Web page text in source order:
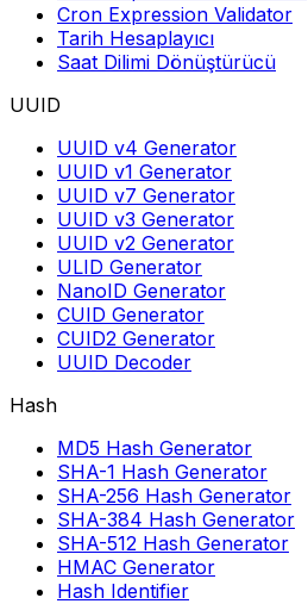
Cron Expression Validator
Tarih Hesaplayıcı
Saat Dilimi Dönüştürücü
UUID
UUID v4 Generator
UUID v1 Generator
UUID v7 Generator
UUID v3 Generator
UUID v2 Generator
ULID Generator
NanoID Generator
CUID Generator
CUID2 Generator
UUID Decoder
Hash
MD5 Hash Generator
SHA-1 Hash Generator
SHA-256 Hash Generator
SHA-384 Hash Generator
SHA-512 Hash Generator
HMAC Generator
Hash Identifier